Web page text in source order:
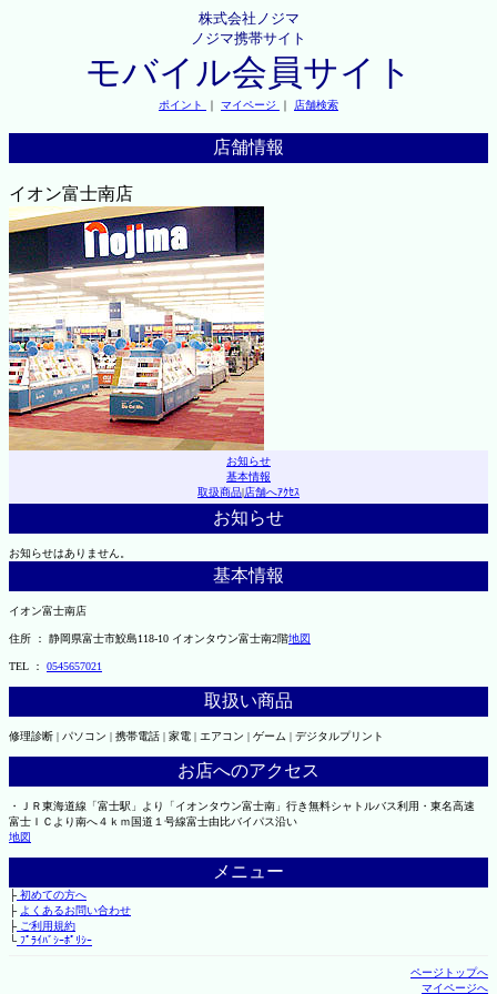
株式会社ノジマ
ノジマ携帯サイト
モバイル会員サイト
ポイント ｜ マイページ ｜ 店舗検索
店舗情報
イオン富士南店
お知らせ
基本情報
取扱商品|店舗へｱｸｾｽ
お知らせ
お知らせはありません。
基本情報
イオン富士南店
住所 ： 静岡県富士市鮫島118-10 イオンタウン富士南2階地図
TEL ： 0545657021
取扱い商品
修理診断 | パソコン | 携帯電話 | 家電 | エアコン | ゲーム | デジタルプリント
お店へのアクセス
・ＪＲ東海道線「富士駅」より「イオンタウン富士南」行き無料シャトルバス利用・東名高速
富士ＩＣより南へ４ｋｍ国道１号線富士由比バイパス沿い
地図
メニュー
├初めての方へ
├ よくあるお問い合わせ
├ご利用規約
└ﾌﾟﾗｲﾊﾞｼｰﾎﾟﾘｼｰ
ページトップへ
マイページへ